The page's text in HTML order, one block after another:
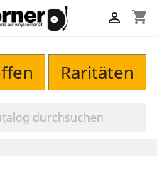
shopping_cart

Raritäten